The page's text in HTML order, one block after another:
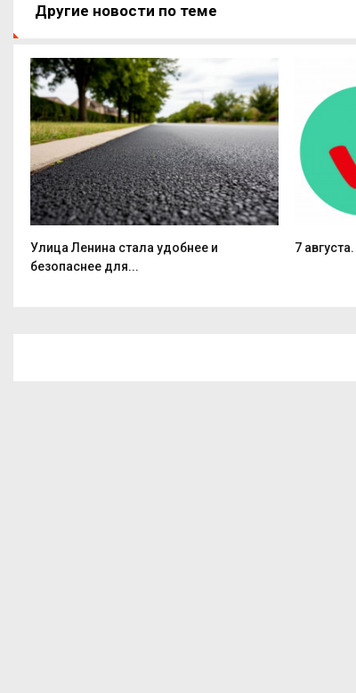
Другие новости по теме
Улица Ленина стала удобнее и
безопаснее для...
7